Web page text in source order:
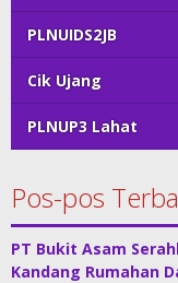
PLNUIDS2JB
Cik Ujang
PLNUP3 Lahat
Pos-pos
PT Bukit Asam
Kandang Rumahan